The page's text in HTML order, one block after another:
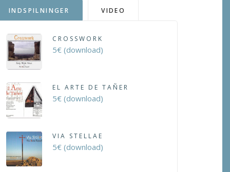
INDSPILNINGER VIDEO
CROSSWORK
5€ (download)
EL ARTE DE TAÑER
5€ (download)
VIA STELLAE
5€ (download)